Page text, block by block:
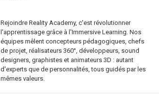
Rejoindre Reality Academy, c'est révolutionner
l'apprentissage grâce à l'Immersive Learning. Nos
équipes mêlent concepteurs pédagogiques, chefs
de projet, réalisateurs 360°, développeurs, sound
designers, graphistes et animateurs 3D : autant
d'experts que de personnalités, tous guidés par les
mêmes valeurs.